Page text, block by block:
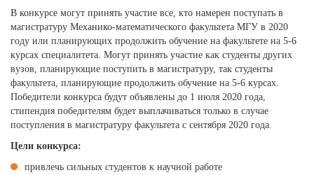
В конкурсе могут принять участие все, кто намерен поступать в
магистратуру Механико-математического факультета МГУ в 2020
году или планирующих продолжить обучение на факультете на 5-6
курсах специалитета. Могут принять участие как студенты других
вузов, планирующие поступить в магистратуру, так студенты
факультета, планирующие продолжить обучение на 5-6 курсах.
Победители конкурса будут объявлены до 1 июля 2020 года,
стипендия победителям будет выплачиваться только в случае
поступления в магистратуру факультета с сентября 2020 года.
Цели конкурса:
привлечь сильных студентов к научной работе